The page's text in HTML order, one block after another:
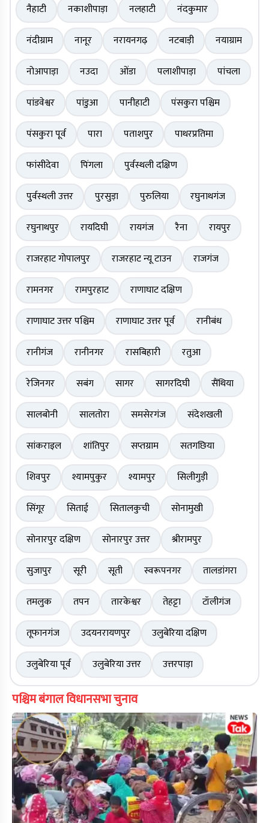
नैहाटी नकाशीपाड़ा नलहाटी
नंदकुमार
नंदीग्राम
नानूर नरायनगढ़ नटबाड़ी
नयाग्राम
नोआपाड़ा
नउदा ओंडा पलाशीपाड़ा
पांचला
पांडवेश्वर
पांडुआ पानीहाटी
पंसकुरा पश्चिम
पंसकुरा पूर्व
पारा पताशपुर
पाथरप्रतिमा
फांसीदेवा
पिंगला
पुर्वस्थली दक्षिण
पुर्वस्थली उत्तर
पुरसुड़ा पुरुलिया
रघुनाथगंज
रघुनाथपुर
रायदिघी रायगंज रैना
रायपुर
राजरहाट गोपालपुर
राजरहाट न्यू टाउन
राजगंज
रामनगर
रामपुरहाट
राणाघाट दक्षिण
राणाघाट उत्तर पश्चिम
राणाघाट उत्तर पूर्व
रानीबंध
रानीगंज
रानीनगर रासबिहारी
रतुआ
रेजिनगर
सबंग सागर सागरदिघी
सैंथिया
सालबोनी
सालतोरा समसेरगंज
संदेशखली
सांकराइल
शांतिपुर सप्तग्राम
सतगछिया
शिवपुर
श्यामपुकुर श्यामपुर
सिलीगुड़ी
सिंगूर
सिताई सितालकुची
सोनामुखी
सोनारपुर दक्षिण
सोनारपुर उत्तर
श्रीरामपुर
सुजापुर
सूरी सूती स्वरूपनगर
तालडांगरा
तमलुक
तपन तारकेश्वर तेहट्टा
टॉलीगंज
तूफानगंज
उदयनरायणपुर
उलुबेरिया दक्षिण
उलुबेरिया पूर्व
उलुबेरिया उत्तर उत्तरपाड़ा
पश्चिम बंगाल विधानसभा चुनाव